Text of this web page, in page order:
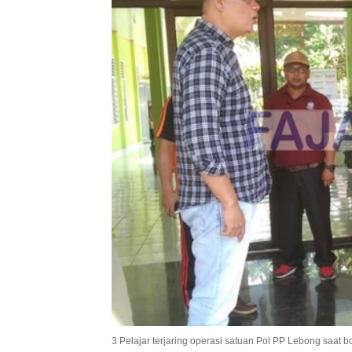
3 Pelajar terjaring operasi satuan Pol PP Lebong saat